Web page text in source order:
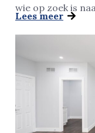
wie op zoek is
Lees meer